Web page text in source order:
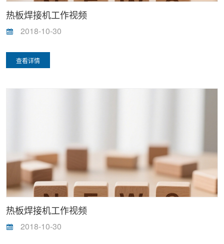
热板焊接机工作视频
2018-10-30
查看详情
热板焊接机工作视频
2018-10-30